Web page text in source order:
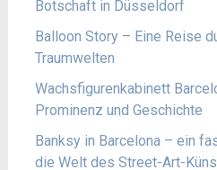
Botschaft in Düsseldorf
Balloon Story – Eine Reise
Traumwelten
Wachsfigurenkabinett
Prominenz und Geschichte
Banksy in Barcelona – ein
die Welt des Street-Art-